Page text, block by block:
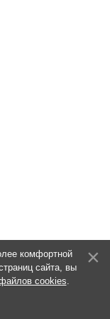
комфортной
сайта, вы
cookies.